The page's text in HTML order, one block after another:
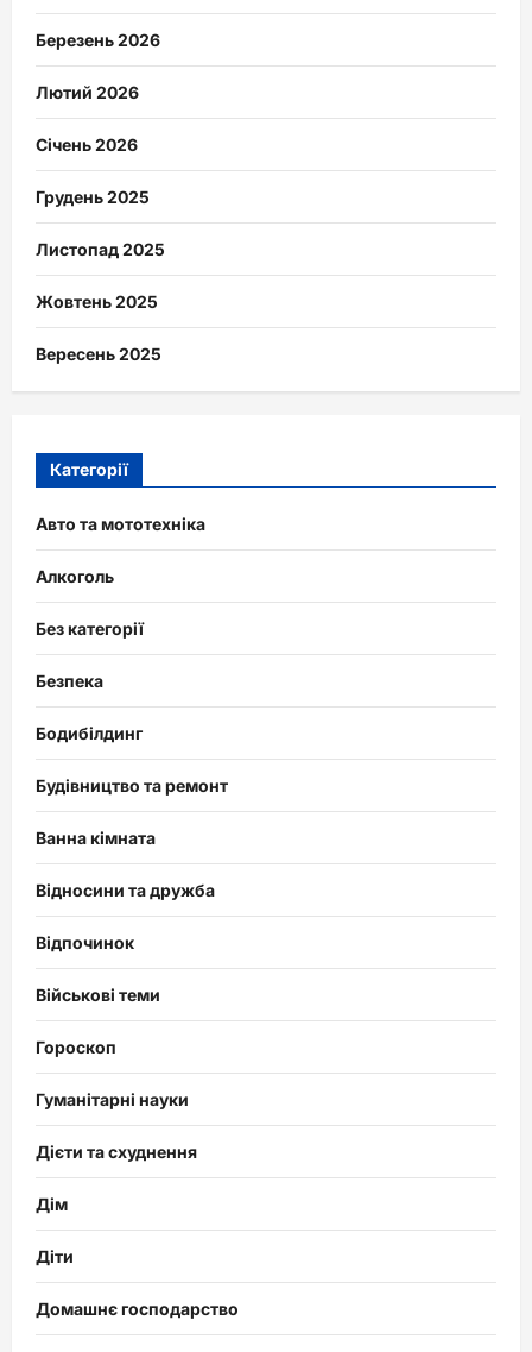
Березень 2026
Лютий 2026
Січень 2026
Грудень 2025
Листопад 2025
Жовтень 2025
Вересень 2025
Категорії
Авто та мототехніка
Алкоголь
Без категорії
Безпека
Бодибілдинг
Будівництво та ремонт
Ванна кімната
Відносини та дружба
Відпочинок
Військові теми
Гороскоп
Гуманітарні науки
Дієти та схуднення
Дім
Діти
Домашнє господарство